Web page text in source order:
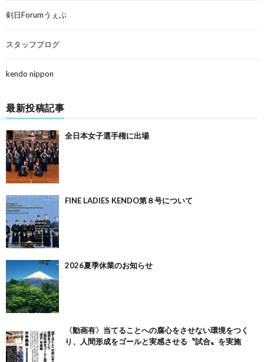
剣日Forumうぇぶ
スタッフブログ
kendo nippon
最新投稿記事
全日本女子選手権に出場
FINE LADIES KENDO第８号について
2026夏季休業のお知らせ
〈動画有〉当てることへの腐心をさせない環境をつく
り、人間形成をゴールと実感させる〝試合〟を実施